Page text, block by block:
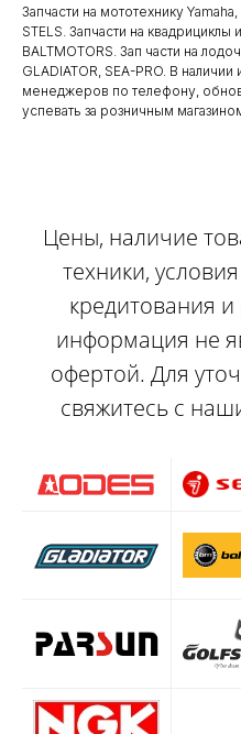
Запчасти на мототехнику
STELS. Запчасти на
BALTMOTORS. Зап части на
GLADIATOR, SEA-PRO. В
менеджеров по телефону,
успевать за розничным
Цены, наличие
техники,
кредитования
информация не
офертой. Для
свяжитесь с